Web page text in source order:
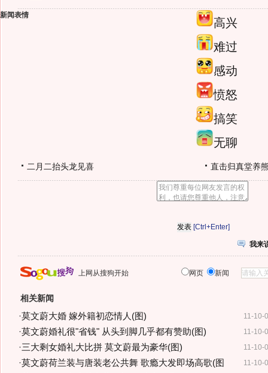
新闻表情
高兴
难过
感动
愤怒
搞笑
无聊
二月二抬头龙见喜 直击归真堂养
[Ctrl+Enter]
我来
上网从搜狗开始 网页 新闻
相关新闻
11-10-
·莫文蔚大婚 嫁外籍初恋情人(图)
11-10-
·莫文蔚婚礼很"省钱" 从头到脚几乎都有赞助(图)
11-10-
·三大剩女婚礼大比拼 莫文蔚最为豪华(图)
11-10-
·莫文蔚荷兰装与唐装老公共舞 歌瘾大发即场高歌(图